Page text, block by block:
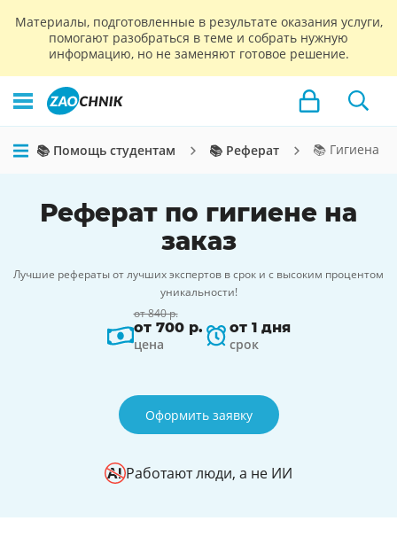
Материалы, подготовленные в результате оказания услуги,
помогают разобраться в теме и собрать нужную
информацию, но не заменяют готовое решение.
📚 Помощь студентам 📚 Реферат 📚 Гигиена
Реферат по гигиене на
заказ
Лучшие рефераты от лучших экспертов в срок и с высоким процентом
уникальности!
от 840 р.
от 700 р.
цена
от 1 дня
срок
Оформить заявку
Работают люди, а не ИИ